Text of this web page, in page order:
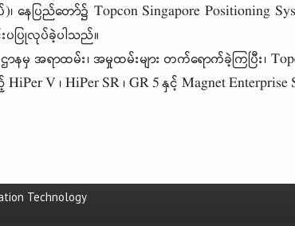
ပ်)၊ နေပြည်တော်၌ Topcon Singapore
ပပြုလုပ်ခဲ့ပါသည်။
ာနမှ အရာထမ်း၊ အမှုထမ်းများ တက်ရောက်ခဲ့ကြပြီး၊
HiPer V ၊ HiPer SR ၊ GR 5 နှင့် Magnet
Technology